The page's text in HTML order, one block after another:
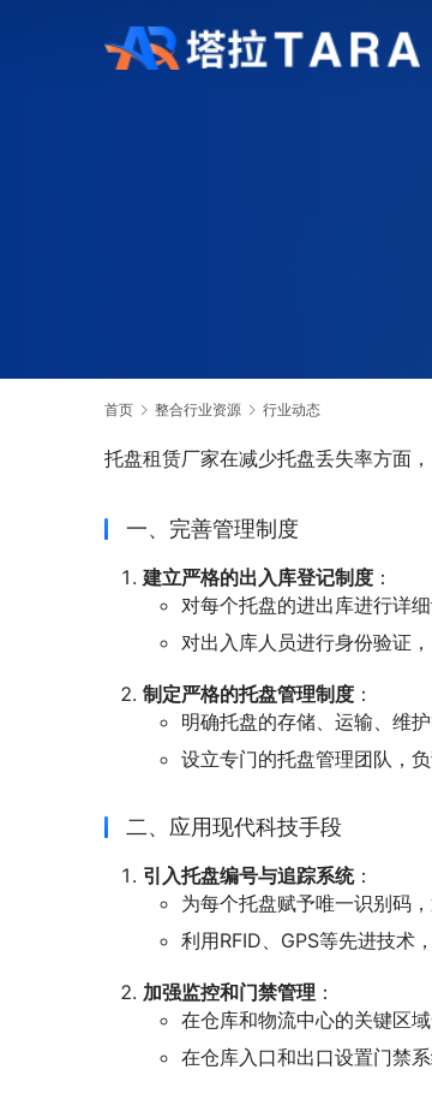
首页 整合行业资源 行业动态
托盘租赁厂家在减少托盘丢失率方面
一、完善管理制度
建立严格的出入库登记制度 ：
对每个托盘的进出库进行详
对出入库人员进行身份验证
制定严格的托盘管理制度 ：
明确托盘的存储、运输、维
设立专门的托盘管理团队，
二、应用现代科技手段
引入托盘编号与追踪系统：
为每个托盘赋予唯一识别码
利用RFID、GPS等先进技术
加强监控和门禁管理 ：
在仓库和物流中心的关键区
在仓库入口和出口设置门禁